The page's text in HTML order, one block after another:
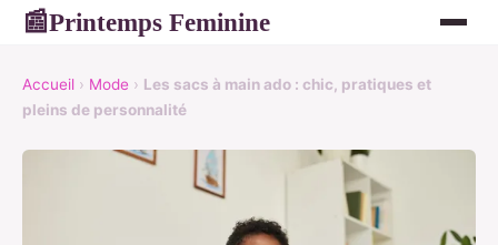
📰Printemps Feminine
Accueil › Mode › Les sacs à main ado : chic, pratiques et
pleins de personnalité